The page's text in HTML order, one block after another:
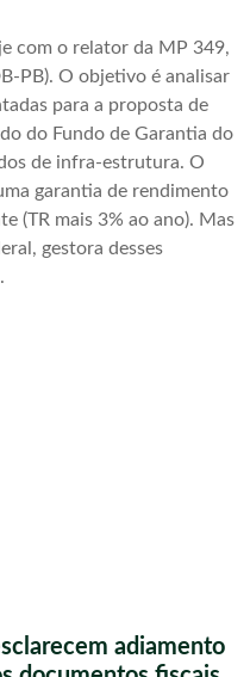
com o relator da MP 349,
PB). O objetivo é analisar
para a proposta de
do Fundo de Garantia do
de infra-estrutura. O
garantia de rendimento
(TR mais 3% ao ano). Mas
gestora desses
adiamento